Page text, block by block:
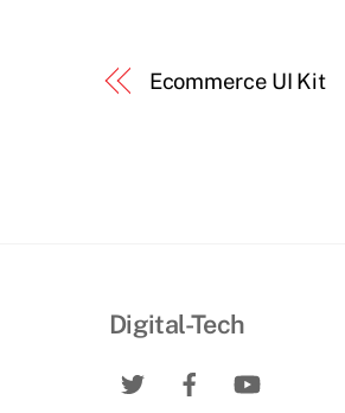
Ecommerce UI Kit
Digital-Tech